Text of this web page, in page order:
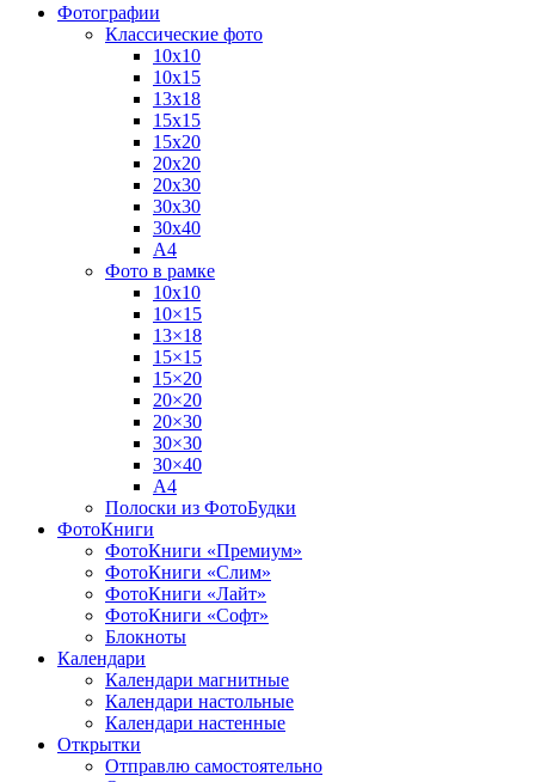
Фотографии
Классические фото
10х10
10х15
13х18
15х15
15х20
20х20
20х30
30х30
30х40
А4
Фото в рамке
10х10
10×15
13×18
15×15
15×20
20×20
20×30
30×30
30×40
A4
Полоски из ФотоБудки
ФотоКниги
ФотоКниги «Премиум»
ФотоКниги «Слим»
ФотоКниги «Лайт»
ФотоКниги «Софт»
Блокноты
Календари
Календари магнитные
Календари настольные
Календари настенные
Открытки
Отправлю самостоятельно